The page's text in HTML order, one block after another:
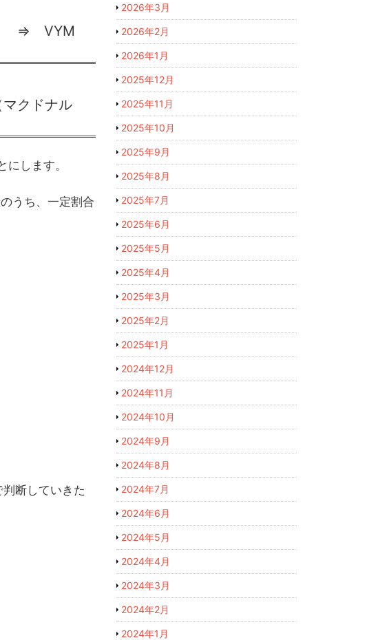
」 ⇒ VYM
クドナル
します。
うち、一定割合
断していきた
2026年3月
2026年2月
2026年1月
2025年12月
2025年11月
2025年10月
2025年9月
2025年8月
2025年7月
2025年6月
2025年5月
2025年4月
2025年3月
2025年2月
2025年1月
2024年12月
2024年11月
2024年10月
2024年9月
2024年8月
2024年7月
2024年6月
2024年5月
2024年4月
2024年3月
2024年2月
2024年1月